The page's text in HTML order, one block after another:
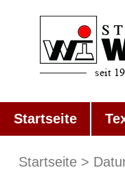
Startseite
Startseite